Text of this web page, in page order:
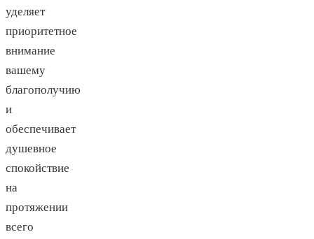
уделяет
приоритетное
внимание
вашему
благополучию
и
обеспечивает
душевное
спокойствие
на
протяжении
всего